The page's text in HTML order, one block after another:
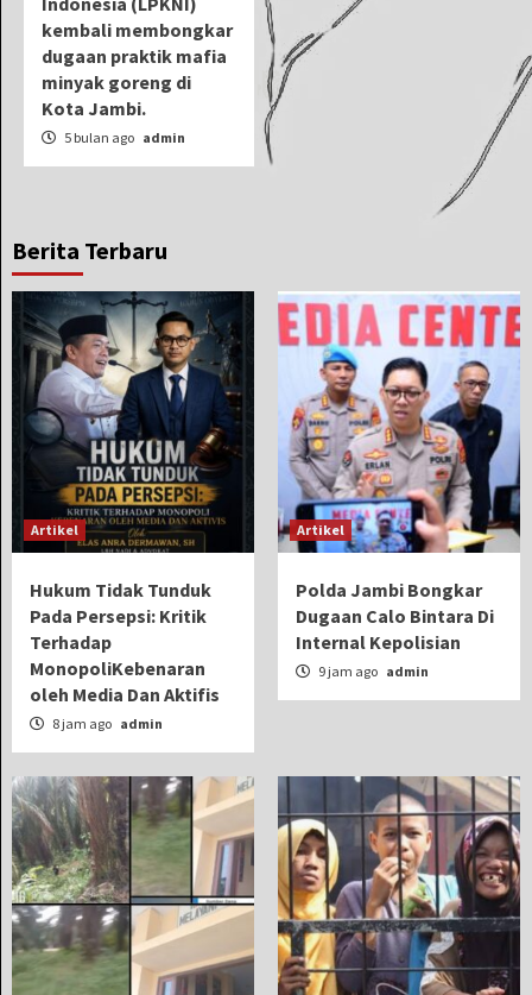
kembali membongkar
dugaan praktik mafia
minyak goreng di
Kota Jambi.
5 bulan ago admin
Berita Terbaru
Artikel
Hukum Tidak Tunduk
Pada Persepsi: Kritik
Terhadap
MonopoliKebenaran
oleh Media Dan Aktifis
8 jam ago admin
Artikel
Polda Jambi Bongkar
Dugaan Calo Bintara Di
Internal Kepolisian
9 jam ago admin